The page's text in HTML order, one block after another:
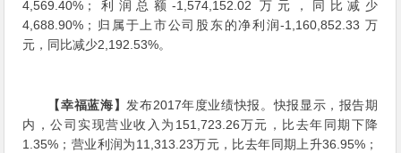
4,569.40%；利润总额-1,574,152.02 万元，同比减少
4,688.90%；归属于上市公司股东的净利润-1,160,852.33 万
元，同比减少2,192.53%。
【幸福蓝海】 发布2017年度业绩快报。快报显示，报告期
内，公司实现营业收入为151,723.26万元，比去年同期下降
1.35%；营业利润为11,313.23万元，比去年同期上升36.95%；